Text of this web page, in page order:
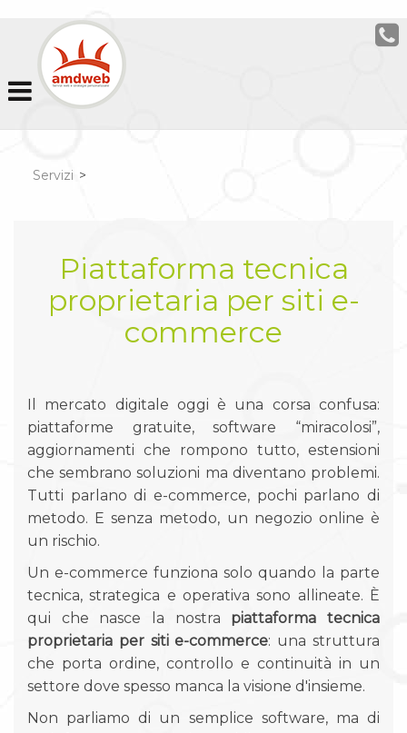
Servizi >
Piattaforma tecnica
proprietaria per siti e-
commerce
Il mercato digitale oggi è una corsa confusa:
piattaforme gratuite, software “miracolosi”,
aggiornamenti che rompono tutto, estensioni
che sembrano soluzioni ma diventano problemi.
Tutti parlano di e-commerce, pochi parlano di
metodo. E senza metodo, un negozio online è
un rischio.
Un e-commerce funziona solo quando la parte
tecnica, strategica e operativa sono allineate. È
qui che nasce la nostra piattaforma tecnica
proprietaria per siti e-commerce: una struttura
che porta ordine, controllo e continuità in un
settore dove spesso manca la visione d'insieme.
Non parliamo di un semplice software, ma di